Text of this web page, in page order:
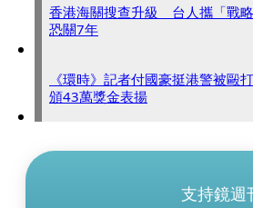
香港海關搜查升級 台人攜「戰略
恐關7年
《環時》記者付國豪挺港警被毆
頒43萬獎金表揚
支持鏡週